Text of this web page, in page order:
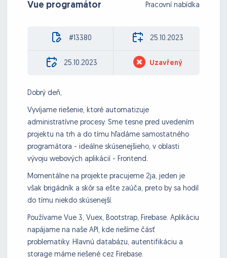
Vue programátor Pracovní nabídka
#13380 25.10.2023
25.10.2023 Uzavřený
Dobrý deň,
Vyvíjame riešenie, ktoré automatizuje
administratívne procesy. Sme tesne pred uvedením
projektu na trh a do tímu hľadáme samostatného
programátora - ideálne skúsenejšieho, v oblasti
vývoju webových aplikácií - Frontend.
Momentálne na projekte pracujeme 2ja, jeden je
však brigádník a skôr sa ešte zaúča, preto by sa hodil
do tímu niekdo skúsenejší.
Používame Vue 3, Vuex, Bootstrap, Firebase. Aplikáciu
napájame na naše API, kde riešíme čásť
problematiky. Hlavnú databázu, autentifikáciu a
storage máme riešené cez Firebase.